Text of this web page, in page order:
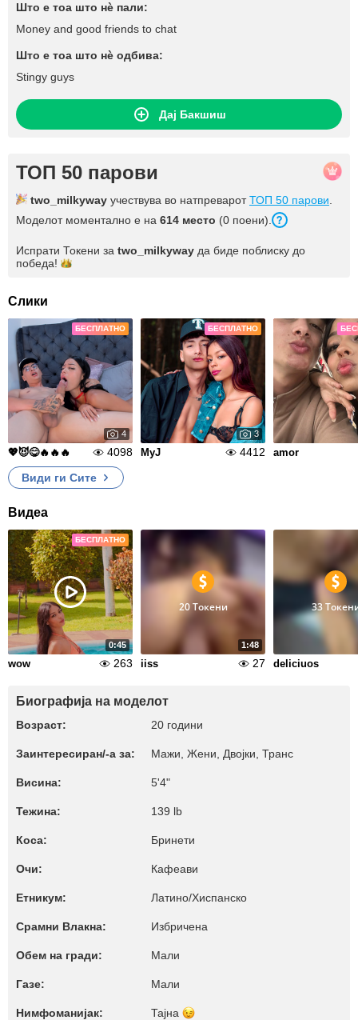
Што е тоа што нѐ пали:
Money and good friends to chat
Што е тоа што нѐ одбива:
Stingy guys
Дај Бакшиш
ТОП 50 парови
two_milkyway учествува во натпреваротТОП 50 парови
Моделот моментално е на 614 место (0 поени).
Испрати Токени за two_milkyway да биде поблиску до
победа!
Слики
БЕСПЛАТНО
4
💖😈😋🔥🔥🔥 4098
БЕСПЛАТНО
3
MyJ 4412 amor
Види ги Сите
Видеа
БЕСПЛАТНО
0:45
wow 263
1:48
20 Токени
iiss 27
33
deliciuos
Биографија на моделот
Возраст: 20 години
Заинтересиран/-а за: Мажи, Жени, Двојки, Транс
Висина: 5'4"
Тежина: 139 lb
Коса: Бринети
Очи: Кафеави
Етникум: Латино/Хиспанско
Срамни Влакна: Избричена
Обем на гради: Мали
Газе: Мали
Нимфоманијак: Тајна